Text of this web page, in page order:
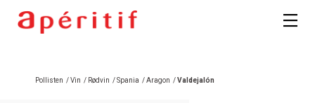
Pollisten /Vin / Rødvin /Spania /Aragon /Valdejalón